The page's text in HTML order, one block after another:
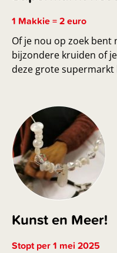
1 Makkie = 2 euro
Of je nou op zoek bent
bijzondere kruiden of
deze grote supermarkt
Kunst en Meer!
Stopt per 1 mei 2025